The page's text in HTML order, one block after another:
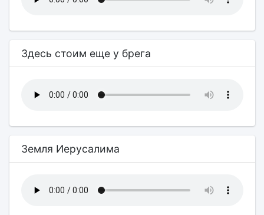
Здесь стоим еще у брега
Земля Иерусалима